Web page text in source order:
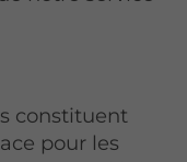
constituent
pour les